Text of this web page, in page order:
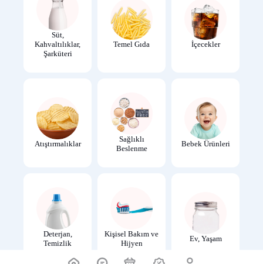
Süt,
Kahvaltılıklar,
Şarküteri
Temel Gıda İçecekler
Atıştırmalıklar
Sağlıklı
Beslenme
Bebek Ürünleri
Deterjan,
Temizlik
Kişisel Bakım ve
Hijyen
Ev, Yaşam